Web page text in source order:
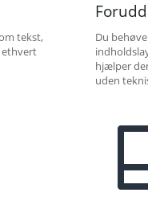
tekst,
ethvert
Du
hjælper
uden